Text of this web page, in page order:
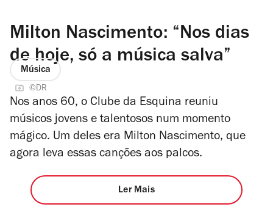
Milton Nascimento: “Nos dias
de hoje, só a música salva”
Música
©DR
Nos anos 60, o Clube da Esquina reuniu
músicos jovens e talentosos num momento
mágico. Um deles era Milton Nascimento, que
agora leva essas canções aos palcos.
Ler Mais